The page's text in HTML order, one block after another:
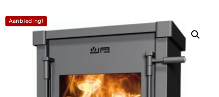
Aanbieding!